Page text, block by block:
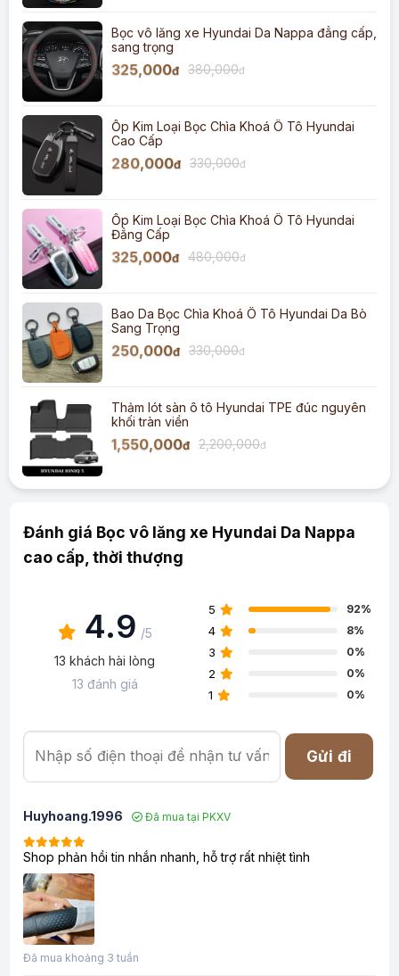
Bọc vô lăng xe Hyundai Da Nappa đẳng cấp,
sang trọng
325,000đ 380,000đ
Ốp Kim Loại Bọc Chìa Khoá Ô Tô Hyundai
Cao Cấp
280,000đ 330,000đ
Ốp Kim Loại Bọc Chìa Khoá Ô Tô Hyundai
Đẳng Cấp
325,000đ 480,000đ
Bao Da Bọc Chìa Khoá Ô Tô Hyundai Da Bò
Sang Trọng
250,000đ 330,000đ
Thảm lót sàn ô tô Hyundai TPE đúc nguyên
khối tràn viền
1,550,000đ 2,200,000đ
Đánh giá Bọc vô lăng xe Hyundai Da Nappa
cao cấp, thời thượng
4.9 /5
13 khách hài lòng
13 đánh giá
5 92%
4 8%
3 0%
2 0%
1 0%
Gửi đi
Huyhoang.1996 Đã mua tại PKXV
Shop phản hồi tin nhắn nhanh, hỗ trợ rất nhiệt tình
Đã mua khoảng 3 tuần